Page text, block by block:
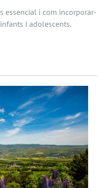
essencial i com incorporar-
i adolescents.